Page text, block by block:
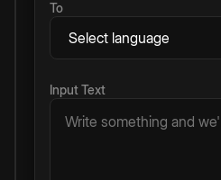
To
Input Text